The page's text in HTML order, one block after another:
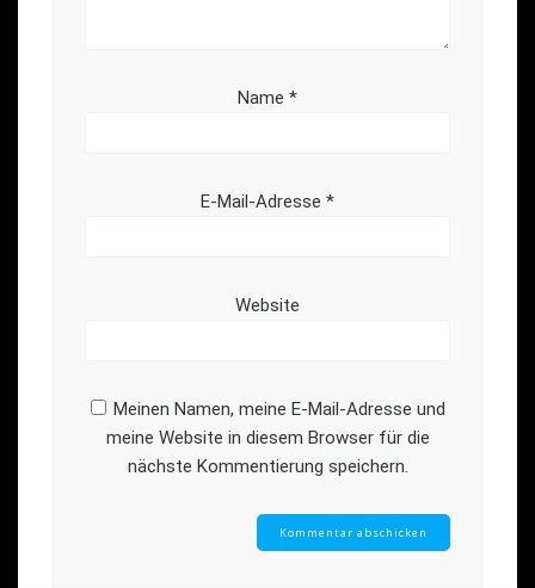
Name *
E-Mail-Adresse *
Website
Meinen Namen, meine E-Mail-Adresse und
meine Website in diesem Browser für die
nächste Kommentierung speichern.